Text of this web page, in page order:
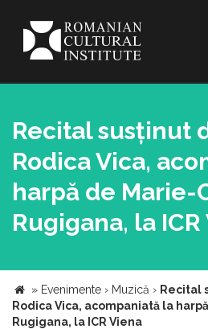
Recital susținut
Rodica Vica,
harpă de Marie-
Rugigana, la
» Evenimente › Muzică › Recital
Rodica Vica, acompaniată la
Rugigana, la ICR Viena